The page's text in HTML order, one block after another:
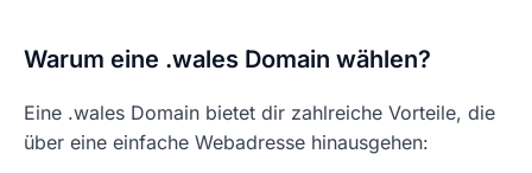
Warum eine .wales Domain wählen?
Eine .wales Domain bietet dir zahlreiche Vorteile, die
über eine einfache Webadresse hinausgehen: